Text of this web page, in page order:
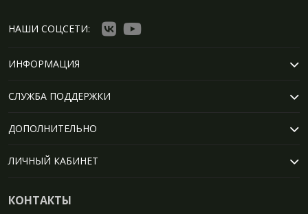
НАШИ СОЦСЕТИ:
ИНФОРМАЦИЯ
СЛУЖБА ПОДДЕРЖКИ
ДОПОЛНИТЕЛЬНО
ЛИЧНЫЙ КАБИНЕТ
КОНТАКТЫ